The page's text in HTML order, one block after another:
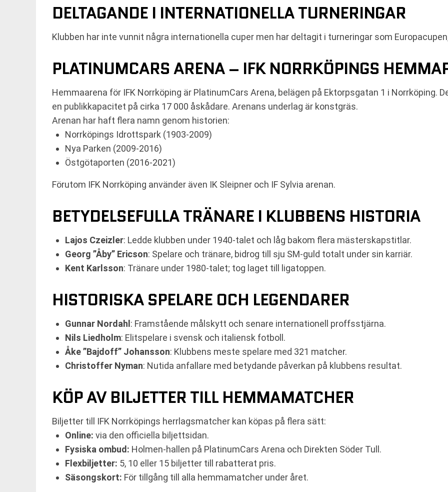
DELTAGANDE I INTERNATIONELLA TURNERINGAR
Klubben har inte vunnit några internationella cuper men har deltagit i turneringar som
PLATINUMCARS ARENA – IFK NORRKÖPINGS
Hemmaarena för IFK Norrköping är PlatinumCars Arena, belägen på Ektorpsgatan 1 i Norrköping.
en publikkapacitet på cirka 17 000 åskådare. Arenans underlag är konstgräs.
Arenan har haft flera namn genom historien:
Norrköpings Idrottspark (1903-2009)
Nya Parken (2009-2016)
Östgötaporten (2016-2021)
Förutom IFK Norrköping använder även IK Sleipner och IF Sylvia arenan.
BETYDELSEFULLA TRÄNARE I KLUBBENS HISTORIA
Lajos Czeizler: Ledde klubben under 1940-talet och låg bakom flera mästerskapstitlar.
Georg ”Åby” Ericson: Spelare och tränare, bidrog till sju SM-guld totalt under sin karriär.
Kent Karlsson: Tränare under 1980-talet; tog laget till ligatoppen.
HISTORISKA SPELARE OCH LEGENDARER
Gunnar Nordahl : Framstående målskytt och senare internationell proffsstjärna.
Nils Liedholm: Elitspelare i svensk och italiensk fotboll.
Åke ”Bajdoff” Johansson: Klubbens meste spelare med 321 matcher.
Christoffer Nyman: Nutida anfallare med betydande påverkan på klubbens resultat.
KÖP AV BILJETTER TILL HEMMAMATCHER
Biljetter till IFK Norrköpings herrlagsmatcher kan köpas på flera sätt:
Online: via den officiella biljettsidan.
Fysiska ombud: Holmen-hallen på PlatinumCars Arena och Direkten Söder Tull.
Flexbiljetter: 5, 10 eller 15 biljetter till rabatterat pris.
Säsongskort: För tillgång till alla hemmamatcher under året.